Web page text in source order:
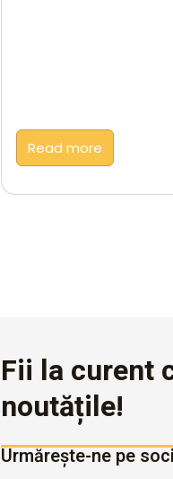
Read more
Fii la curent
noutățile!
Urmărește-ne pe